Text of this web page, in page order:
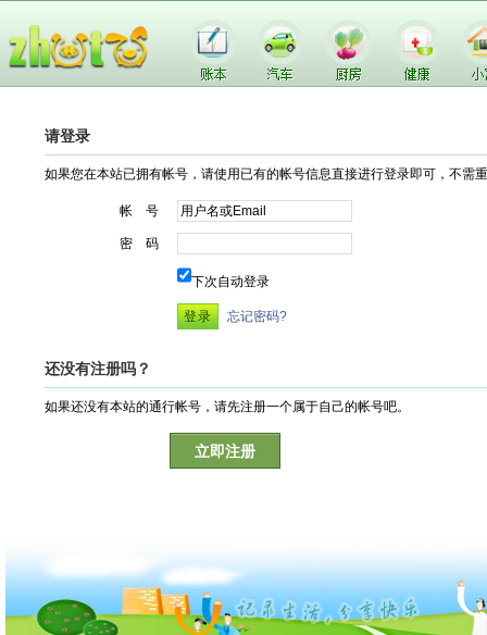
请登录
如果您在本站已拥有帐号，请使用已有的帐号信息直接进行登录即可，不需
帐 号
密 码
下次自动登录
忘记密码?
还没有注册吗？
如果还没有本站的通行帐号，请先注册一个属于自己的帐号吧。
立即注册